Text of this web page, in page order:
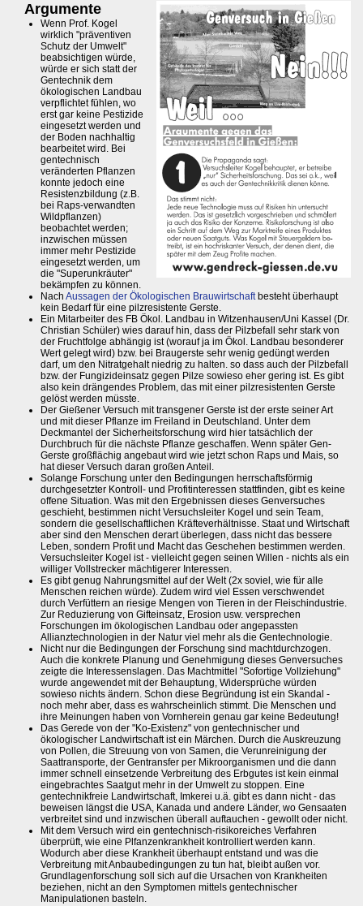
Argumente
Wenn Prof. Kogel
wirklich "präventiven
Schutz der Umwelt"
beabsichtigen würde,
würde er sich statt der
Gentechnik dem
ökologischen Landbau
verpflichtet fühlen, wo
erst gar keine Pestizide
eingesetzt werden und
der Boden nachhaltig
bearbeitet wird. Bei
gentechnisch
veränderten Pflanzen
konnte jedoch eine
Resistenzbildung (z.B.
bei Raps-verwandten
Wildpflanzen)
beobachtet werden;
inzwischen müssen
immer mehr Pestizide
eingesetzt werden, um
die "Superunkräuter"
bekämpfen zu können.
Nach Aussagen der Ökologischen Brauwirtschaftbesteht überhaupt
kein Bedarf für eine pilzresistente Gerste.
Ein Mitarbeiter des FB Ökol. Landbau in Witzenhausen/Uni Kassel (Dr.
Christian Schüler) wies darauf hin, dass der Pilzbefall sehr stark von
der Fruchtfolge abhängig ist (worauf ja im Ökol. Landbau besonderer
Wert gelegt wird) bzw. bei Braugerste sehr wenig gedüngt werden
darf, um den Nitratgehalt niedrig zu halten. so dass auch der Pilzbefall
bzw. der Fungizideinsatz gegen Pilze sowieso eher gering ist. Es gibt
also kein drängendes Problem, das mit einer pilzresistenten Gerste
gelöst werden müsste.
Der Gießener Versuch mit transgener Gerste ist der erste seiner Art
und mit dieser Pflanze im Freiland in Deutschland. Unter dem
Deckmantel der Sicherheitsforschung wird hier tatsächlich der
Durchbruch für die nächste Pflanze geschaffen. Wenn später Gen-
Gerste großflächig angebaut wird wie jetzt schon Raps und Mais, so
hat dieser Versuch daran großen Anteil.
Solange Forschung unter den Bedingungen herrschaftsförmig
durchgesetzter Kontroll- und Profitinteressen stattfinden, gibt es keine
offene Situation. Was mit den Ergebnissen dieses Genversuches
geschieht, bestimmen nicht Versuchsleiter Kogel und sein Team,
sondern die gesellschaftlichen Kräfteverhältnisse. Staat und Wirtschaft
aber sind den Menschen derart überlegen, dass nicht das bessere
Leben, sondern Profit und Macht das Geschehen bestimmen werden.
Versuchsleiter Kogel ist - vielleicht gegen seinen Willen - nichts als ein
williger Vollstrecker mächtigerer Interessen.
Es gibt genug Nahrungsmittel auf der Welt (2x soviel, wie für alle
Menschen reichen würde). Zudem wird viel Essen verschwendet
durch Verfüttern an riesige Mengen von Tieren in der Fleischindustrie.
Zur Reduzierung von Gifteinsatz, Erosion usw. versprechen
Forschungen im ökologischen Landbau oder angepassten
Allianztechnologien in der Natur viel mehr als die Gentechnologie.
Nicht nur die Bedingungen der Forschung sind machtdurchzogen.
Auch die konkrete Planung und Genehmigung dieses Genversuches
zeigte die Interessenslagen. Das Machtmittel "Sofortige Vollziehung"
wurde angewendet mit der Behauptung, Widersprüche würden
sowieso nichts ändern. Schon diese Begründung ist ein Skandal -
noch mehr aber, dass es wahrscheinlich stimmt. Die Menschen und
ihre Meinungen haben von Vornherein genau gar keine Bedeutung!
Das Gerede von der "Ko-Existenz" von gentechnischer und
ökologischer Landwirtschaft ist ein Märchen. Durch die Auskreuzung
von Pollen, die Streuung von von Samen, die Verunreinigung der
Saattransporte, der Gentransfer per Mikroorganismen und die dann
immer schnell einsetzende Verbreitung des Erbgutes ist kein einmal
eingebrachtes Saatgut mehr in der Umwelt zu stoppen. Eine
gentechnikfreie Landwirtschaft, Imkerei u.ä. gibt es dann nicht - das
beweisen längst die USA, Kanada und andere Länder, wo Gensaaten
verbreitet sind und inzwischen überall auftauchen - gewollt oder nicht.
Mit dem Versuch wird ein gentechnisch-risikoreiches Verfahren
überprüft, wie eine Plfanzenkrankheit kontrolliert werden kann.
Wodurch aber diese Krankheit überhaupt entstand und was die
Verbreitung mit Anbaubedingungen zu tun hat, bleibt außen vor.
Grundlagenforschung soll sich auf die Ursachen von Krankheiten
beziehen, nicht an den Symptomen mittels gentechnischer
Manipulationen basteln.